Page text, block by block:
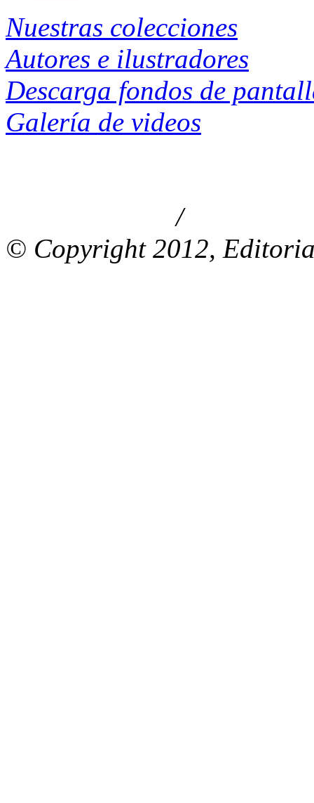
Nuestras colecciones
Autores e ilustradores
Descarga fondos de
Galería de videos
/
© Copyright 2012,